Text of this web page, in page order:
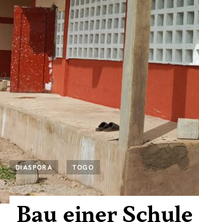
DIASPORA TOGO
Bau einer